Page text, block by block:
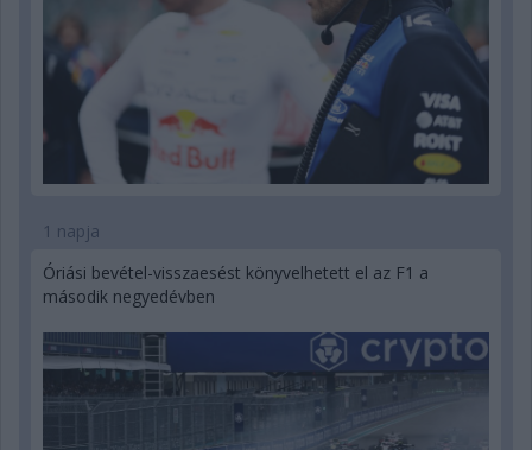
1 napja
Óriási bevétel-visszaesést könyvelhetett el az F1 a
második negyedévben